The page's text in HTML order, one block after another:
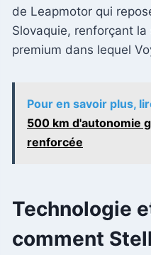
de Leapmotor qui
Slovaquie, renforçant
premium dans lequel
Pour en savoir plus,
500 km d'autonomie
renforcée
Technologie
comment